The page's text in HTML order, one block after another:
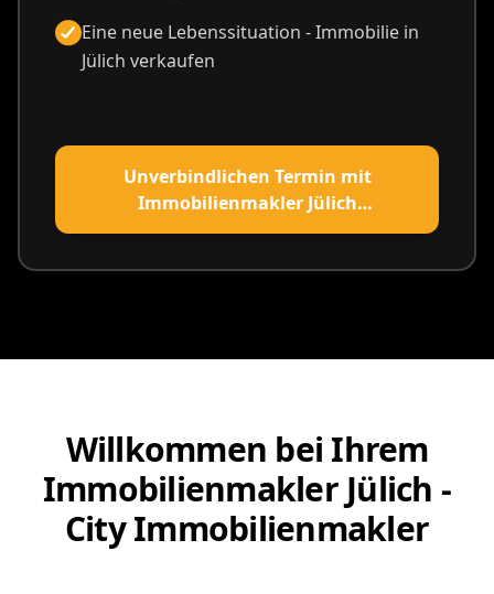
Eine neue Lebenssituation - Immobilie in
Jülich verkaufen
Unverbindlichen Termin mit
Immobilienmakler Jülich
vereinbaren
Willkommen bei Ihrem
Immobilienmakler Jülich -
City Immobilienmakler